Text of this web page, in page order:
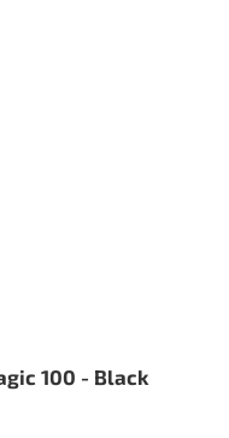
100 - Black